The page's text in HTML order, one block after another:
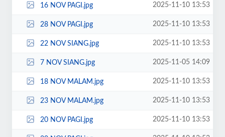
16 NOV PAGI.jpg 2025-11-10 13:53
28 NOV PAGI.jpg 2025-11-10 13:53
22 NOV SIANG.jpg 2025-11-10 13:53
7 NOV SIANG.jpg 2025-11-05 14:09
18 NOV MALAM.jpg 2025-11-10 13:53
23 NOV MALAM.jpg 2025-11-10 13:53
20 NOV PAGI.jpg 2025-11-10 13:53